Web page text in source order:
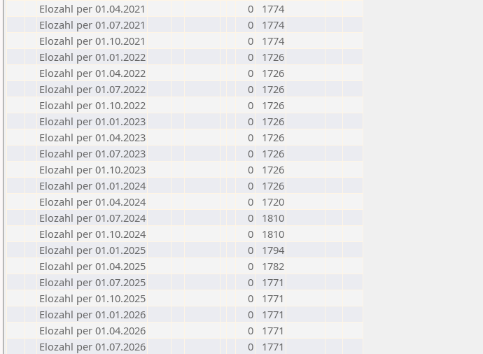
Elozahl per 01.04.2021
0
1774
Elozahl per 01.07.2021
0
1774
Elozahl per 01.10.2021
0
1774
Elozahl per 01.01.2022
0
1726
Elozahl per 01.04.2022
0
1726
Elozahl per 01.07.2022
0
1726
Elozahl per 01.10.2022
0
1726
Elozahl per 01.01.2023
0
1726
Elozahl per 01.04.2023
0
1726
Elozahl per 01.07.2023
0
1726
Elozahl per 01.10.2023
0
1726
Elozahl per 01.01.2024
0
1726
Elozahl per 01.04.2024
0
1720
Elozahl per 01.07.2024
0
1810
Elozahl per 01.10.2024
0
1810
Elozahl per 01.01.2025
0
1794
Elozahl per 01.04.2025
0
1782
Elozahl per 01.07.2025
0
1771
Elozahl per 01.10.2025
0
1771
Elozahl per 01.01.2026
0
1771
Elozahl per 01.04.2026
0
1771
Elozahl per 01.07.2026
0 1771